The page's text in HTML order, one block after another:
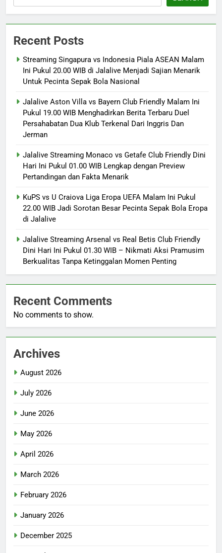
Recent Posts
Streaming Singapura vs Indonesia Piala ASEAN Malam
Ini Pukul 20.00 WIB di Jalalive Menjadi Sajian Menarik
Untuk Pecinta Sepak Bola Nasional
Jalalive Aston Villa vs Bayern Club Friendly Malam Ini
Pukul 19.00 WIB Menghadirkan Berita Terbaru Duel
Persahabatan Dua Klub Terkenal Dari Inggris Dan
Jerman
Jalalive Streaming Monaco vs Getafe Club Friendly Dini
Hari Ini Pukul 01.00 WIB Lengkap dengan Preview
Pertandingan dan Fakta Menarik
KuPS vs U Craiova Liga Eropa UEFA Malam Ini Pukul
22.00 WIB Jadi Sorotan Besar Pecinta Sepak Bola Eropa
di Jalalive
Jalalive Streaming Arsenal vs Real Betis Club Friendly
Dini Hari Ini Pukul 01.30 WIB – Nikmati Aksi Pramusim
Berkualitas Tanpa Ketinggalan Momen Penting
Recent Comments
No comments to show.
Archives
August 2026
July 2026
June 2026
May 2026
April 2026
March 2026
February 2026
January 2026
December 2025